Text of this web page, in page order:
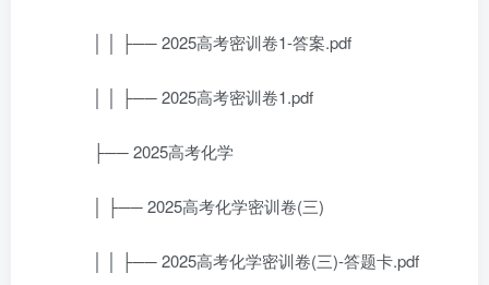
│ │ ├── 2025高考密训卷1-答案.pdf
│ │ ├── 2025高考密训卷1.pdf
├── 2025高考化学
│ ├── 2025高考化学密训卷(三)
│ │ ├── 2025高考化学密训卷(三)-答题卡.pdf